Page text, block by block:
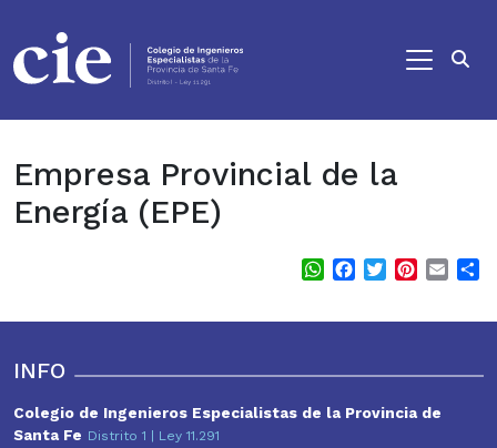
Empresa Provincial de la
Energía (EPE)
WhatsApp
Facebook
TwitterPinterest
Email
INFO
Colegio de Ingenieros Especialistas de la Provincia de
Santa Fe Distrito 1 | Ley 11.291